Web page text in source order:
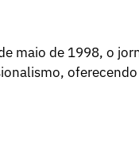
maio de 1998, o